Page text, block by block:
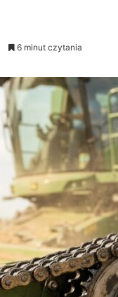
6 minut czytania